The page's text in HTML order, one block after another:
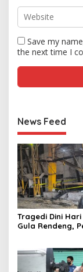
Save my
the next time I
News Feed
Tragedi Dini
Gula Rendeng,